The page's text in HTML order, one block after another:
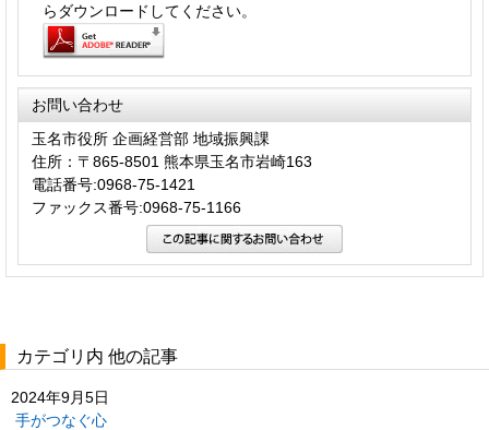
らダウンロードしてください。
お問い合わせ
玉名市役所 企画経営部 地域振興課
住所：〒865-8501 熊本県玉名市岩崎163
電話番号:0968-75-1421
ファックス番号:0968-75-1166
カテゴリ内 他の記事
2024年9月5日
手がつなぐ心